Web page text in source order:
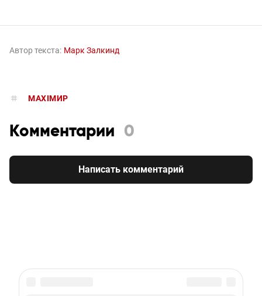
Автор текста: Марк Залкинд
MAXIMИР
Комментарии 0
Написать комментарий